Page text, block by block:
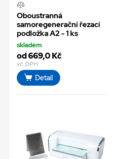
Oboustranná
samoregenerační řezací
podložka A2 - 1 ks
skladem
od 669,0 Kč
vč. DPH
Detail